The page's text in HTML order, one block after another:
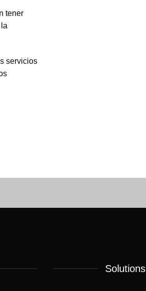
tener
servicios
Solutions